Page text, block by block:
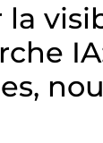
la